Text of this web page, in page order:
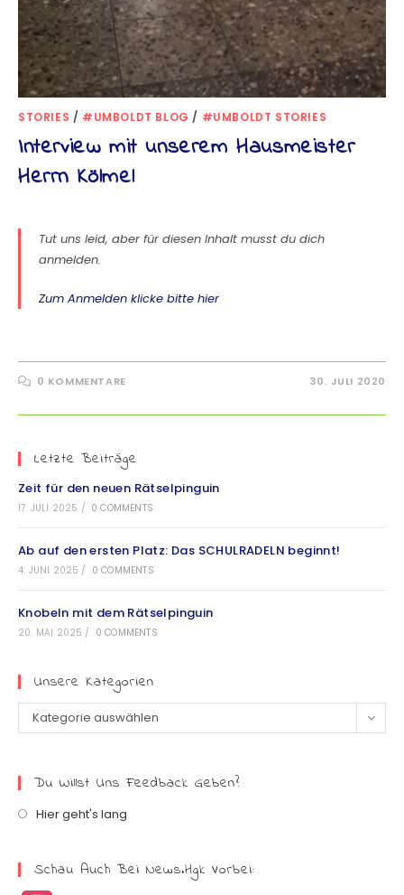
STORIES / #UMBOLDT BLOG / #UMBOLDT STORIES
Interview mit unserem Hausmeister
Herrn Kölmel
Tut uns leid, aber für diesen Inhalt musst du dich
anmelden.
Zum Anmelden klicke bitte hier
0 KOMMENTARE 30. JULI 2020
Letzte Beiträge
Zeit für den neuen Rätselpinguin
17. JULI 2025 / 0 COMMENTS
Ab auf den ersten Platz: Das SCHULRADELN beginnt!
4. JUNI 2025 / 0 COMMENTS
Knobeln mit dem Rätselpinguin
20. MAI 2025 / 0 COMMENTS
Unsere Kategorien
Kategorie auswählen
Du Willst Uns Feedback Geben?
Hier geht's lang
Schau Auch Bei News.hgk Vorbei: